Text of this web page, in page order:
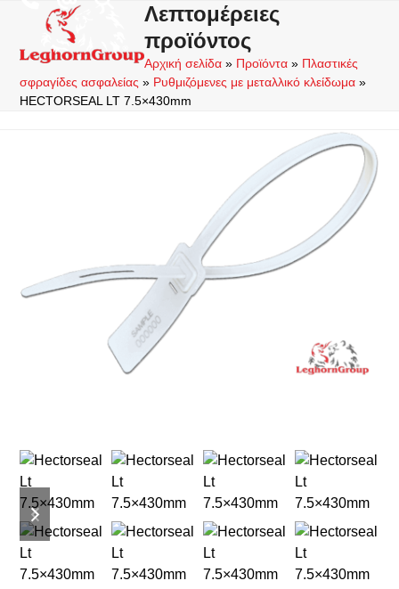
content
Open
mobile
menu
Close
mobile
menu
Λεπτομέρειες
προϊόντος
Αρχική σελίδα » Προϊόντα » Πλαστικές
σφραγίδες ασφαλείας » Ρυθμιζόμενες με μεταλλικό κλείδωμα »
HECTORSEAL LT 7.5×430mm
previous
slide
next
slide